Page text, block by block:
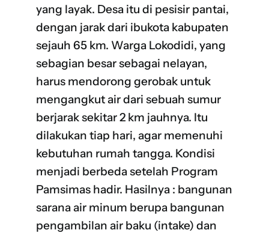
yang layak. Desa itu di pesisir pantai,
dengan jarak dari ibukota kabupaten
sejauh 65 km. Warga Lokodidi, yang
sebagian besar sebagai nelayan,
harus mendorong gerobak untuk
mengangkut air dari sebuah sumur
berjarak sekitar 2 km jauhnya. Itu
dilakukan tiap hari, agar memenuhi
kebutuhan rumah tangga. Kondisi
menjadi berbeda setelah Program
Pamsimas hadir. Hasilnya : bangunan
sarana air minum berupa bangunan
pengambilan air baku (intake) dan